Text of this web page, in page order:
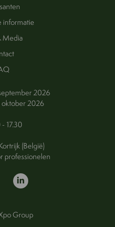
informatie
Media
2026
oktober 2026
17.30
(België)
professionelen
Group